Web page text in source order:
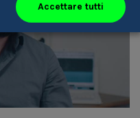
suono
Accettare tutti